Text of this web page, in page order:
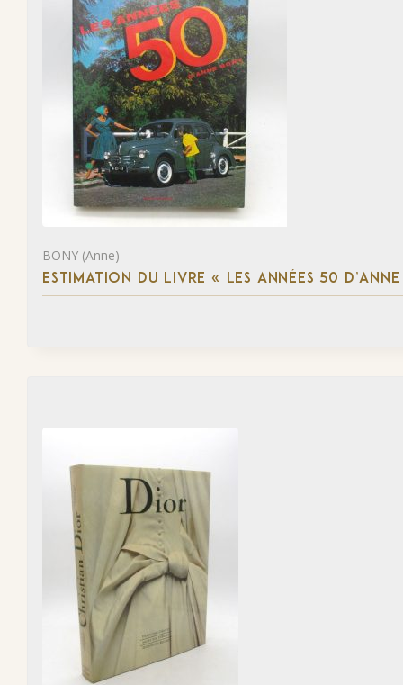
BONY (Anne)
ESTIMATION DU LIVRE « LES ANNÉES 50